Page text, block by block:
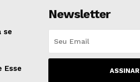
se
Esse
Newsletter
ASSINAR